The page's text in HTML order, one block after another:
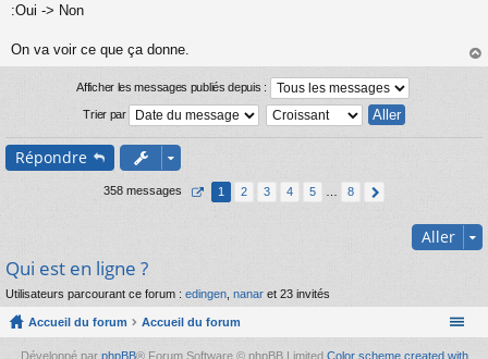
:Oui -> Non
On va voir ce que ça donne.
au
Afficher les messages publiés depuis :
Trier par
Répondre
358 messages 1 2 3 4 5 8
Aller
Qui est en ligne ?
Utilisateurs parcourant ce forum : edingen nanar et 23 invités
Accueil du forum Accueil du forum
Développé par phpBB® Forum Software © phpBB Limited Color scheme created with